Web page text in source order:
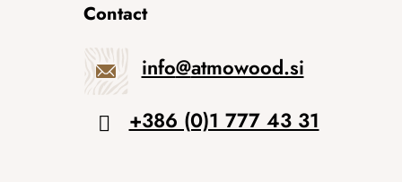
Contact
info@atmowood.si
+386 (0)1 777 43 31